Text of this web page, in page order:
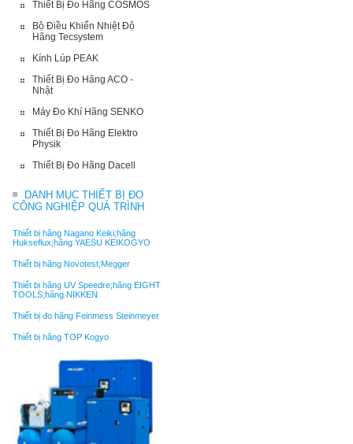
Thiết Bị Đo Hãng COSMOS
Bộ Điều Khiển Nhiệt Độ
Hãng Tecsystem
Kính Lúp PEAK
Thiết Bị Đo Hãng ACO -
Nhật
Máy Đo Khí Hãng SENKO
Thiết Bị Đo Hãng Elektro
Physik
Thiết Bị Đo Hãng Dacell
DANH MỤC THIẾT BỊ ĐO
CÔNG NGHIỆP QUÁ TRÌNH
Thiết bị hãng Nagano Keiki;hãng
Hukseflux;hãng YAESU KEIKOGYO
Thiết bị hãng Novotest;Megger
Thiết bị hãng UV Speedre;hãng EIGHT
TOOLS;hãng NIKKEN
Thiết bị đo hãng Feinmess Steinmeyer
Thiết bị hãng TOP Kogyo